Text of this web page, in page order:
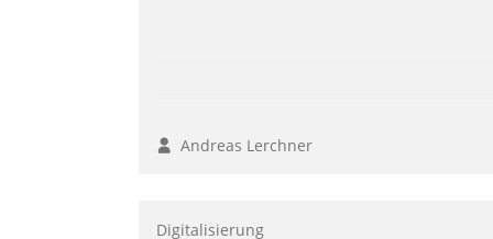
Andreas Lerchner
Digitalisierung